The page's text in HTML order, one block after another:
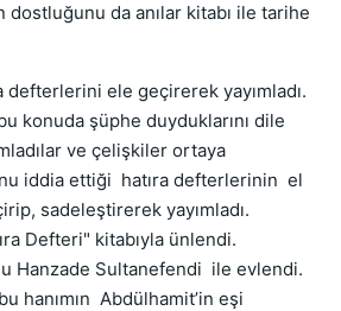
dostluğunu da anılar kitabı ile tarihe
defterlerini ele geçirerek yayımladı.
konuda şüphe duyduklarını dile
ve çelişkiler ortaya
iddia ettiği hatıra defterlerinin el
sadeleştirerek yayımladı.
Defteri" kitabıyla ünlendi.
Hanzade Sultanefendi ile evlendi.
hanımın Abdülhamit’in eşi